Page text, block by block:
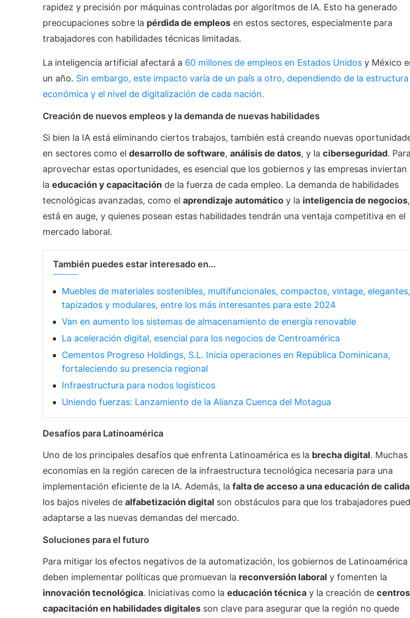
rapidez y precisión por máquinas controladas por algoritmos de IA. Esto ha generado
preocupaciones sobre la pérdida de empleos en estos sectores, especialmente para
trabajadores con habilidades técnicas limitadas.
La inteligencia artificial afectará a 60 millones de empleos en Estados Unidos y México
un año. Sin embargo, este impacto varía de un país a otro, dependiendo de la estructura
económica y el nivel de digitalización de cada nación.
Creación de nuevos empleos y la demanda de nuevas habilidades
Si bien la IA está eliminando ciertos trabajos, también está creando nuevas
en sectores como el desarrollo de software, análisis de datos, y la ciberseguridad. Para
aprovechar estas oportunidades, es esencial que los gobiernos y las empresas inviertan
la educación y capacitación de la fuerza de cada empleo. La demanda de habilidades
tecnológicas avanzadas, como el aprendizaje automático y la inteligencia de negocios,
está en auge, y quienes posean estas habilidades tendrán una ventaja competitiva en el
mercado laboral.
También puedes estar interesado en...
Muebles de materiales sostenibles, multifuncionales, compactos, vintage, elegantes,
tapizados y modulares, entre los más interesantes para este 2024
Van en aumento los sistemas de almacenamiento de energía renovable
La aceleración digital, esencial para los negocios de Centroamérica
Cementos Progreso Holdings, S.L. Inicia operaciones en República Dominicana,
fortaleciendo su presencia regional
Infraestructura para nodos logísticos
Uniendo fuerzas: Lanzamiento de la Alianza Cuenca del Motagua
Desafíos para Latinoamérica
Uno de los principales desafíos que enfrenta Latinoamérica es la brecha digital. Muchas
economías en la región carecen de la infraestructura tecnológica necesaria para una
implementación eficiente de la IA. Además, la falta de acceso a una educación de
los bajos niveles de alfabetización digital son obstáculos para que los trabajadores
adaptarse a las nuevas demandas del mercado.
Soluciones para el futuro
Para mitigar los efectos negativos de la automatización, los gobiernos de Latinoamérica
deben implementar políticas que promuevan la reconversión laboral y fomenten la
innovación tecnológica. Iniciativas como la educación técnica y la creación de
capacitación en habilidades digitales son clave para asegurar que la región no quede